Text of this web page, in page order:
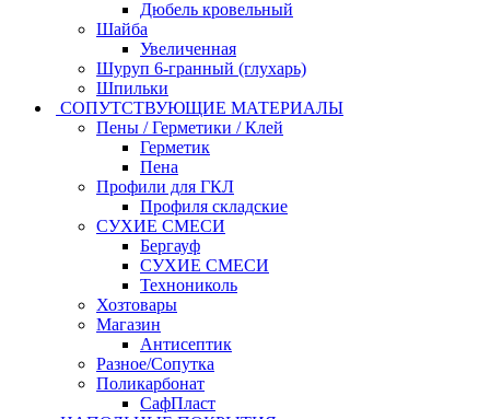
Дюбель кровельный
Шайба
Увеличенная
Шуруп 6-гранный (глухарь)
Шпильки
СОПУТСТВУЮЩИЕ МАТЕРИАЛЫ
Пены / Герметики / Клей
Герметик
Пена
Профили для ГКЛ
Профиля складские
СУХИЕ СМЕСИ
Бергауф
СУХИЕ СМЕСИ
Технониколь
Хозтовары
Магазин
Антисептик
Разное/Сопутка
Поликарбонат
СафПласт